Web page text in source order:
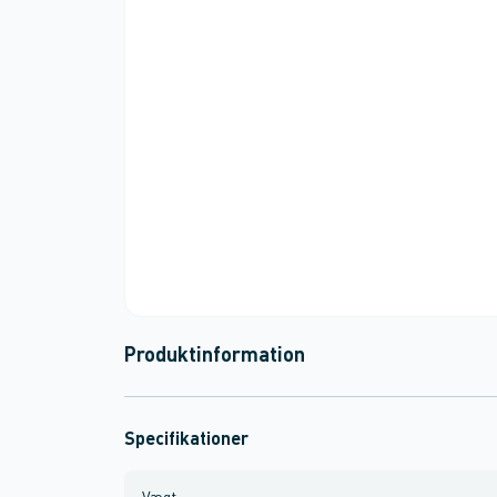
Produktinformation
Specifikationer